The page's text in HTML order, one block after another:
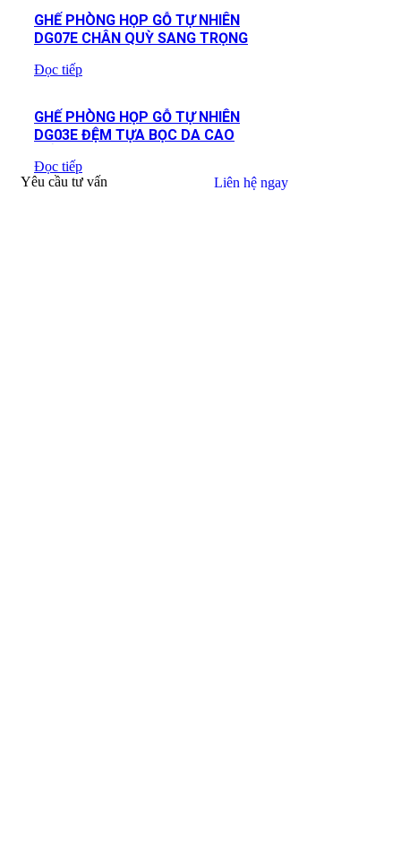
GHẾ PHÒNG HỌP GỖ TỰ NHIÊN
DG07E CHÂN QUỲ SANG TRỌNG
Đọc tiếp
GHẾ PHÒNG HỌP GỖ TỰ NHIÊN
DG03E ĐỆM TỰA BỌC DA CAO
Đọc tiếp
Yêu cầu tư vấn
Liên hệ ngay